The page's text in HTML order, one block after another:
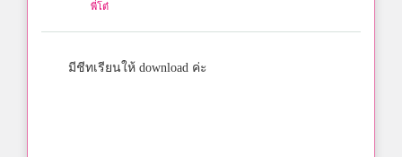
พี่โต๋
มีชีทเรียนให้ download ค่ะ